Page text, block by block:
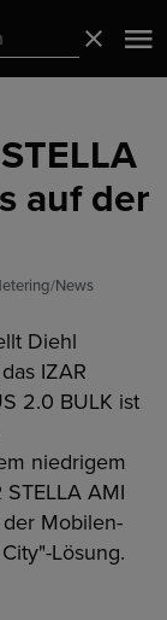
auf der
News
Diehl
IZAR
2.0 BULK ist
niedrigem
AMI
Mobilen-
Lösung.